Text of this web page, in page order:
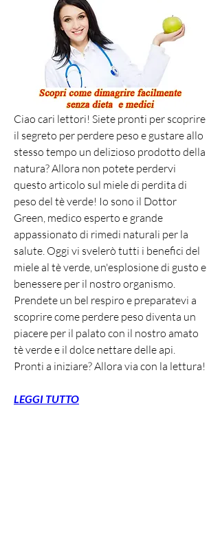
Ciao cari lettori! Siete pronti per scoprire
il segreto per perdere peso e gustare allo
stesso tempo un delizioso prodotto della
natura? Allora non potete perdervi
questo articolo sul miele di perdita di
peso del tè verde! Io sono il Dottor
Green, medico esperto e grande
appassionato di rimedi naturali per la
salute. Oggi vi svelerò tutti i benefici del
miele al tè verde, un'esplosione di gusto e
benessere per il nostro organismo.
Prendete un bel respiro e preparatevi a
scoprire come perdere peso diventa un
piacere per il palato con il nostro amato
tè verde e il dolce nettare delle api.
Pronti a iniziare? Allora via con la lettura!
LEGGI TUTTO